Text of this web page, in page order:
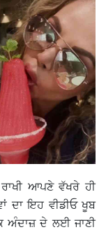
ਆਪਣੇ ਵੱਖਰੇ ਹੀ
ਦਾ ਇਹ ਵੀਡੀਓ ਖੂਬ
ਅੰਦਾਜ਼ ਦੇ ਲਈ ਜਾਣੀ